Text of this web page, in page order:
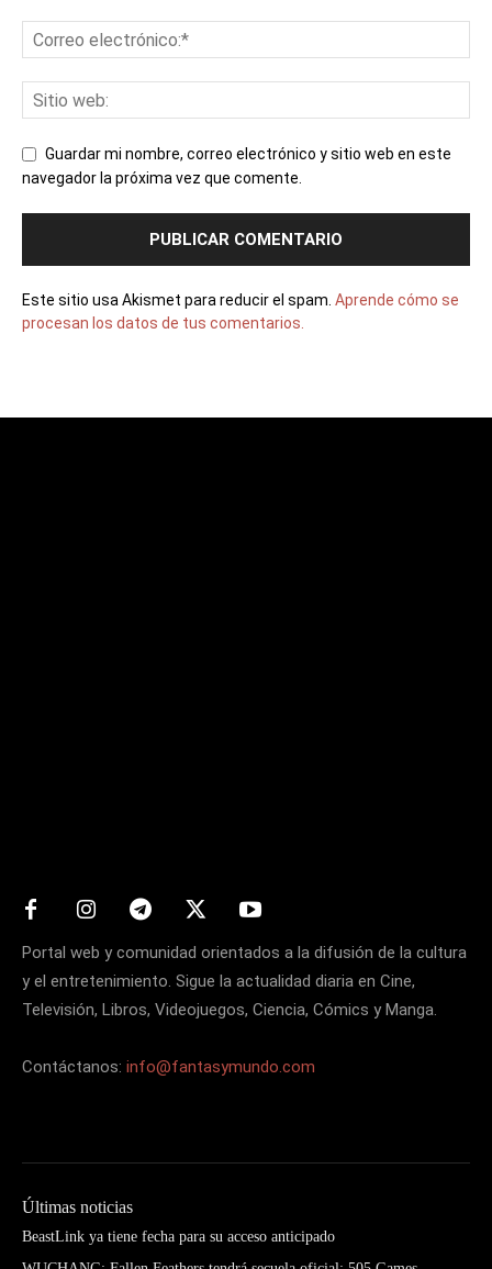
Guardar mi nombre, correo electrónico y sitio web en este
navegador la próxima vez que comente.
Este sitio usa Akismet para reducir el spam. Aprende cómo se
procesan los datos de tus comentarios.
Portal web y comunidad orientados a la difusión de la cultura
y el entretenimiento. Sigue la actualidad diaria en Cine,
Televisión, Libros, Videojuegos, Ciencia, Cómics y Manga.
Contáctanos: info@fantasymundo.com
Últimas noticias
BeastLink ya tiene fecha para su acceso anticipado